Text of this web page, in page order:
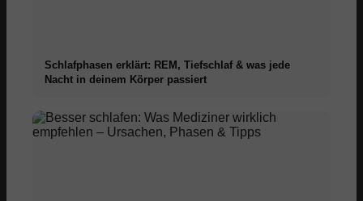
Schlafphasen erklärt: REM, Tiefschlaf & was jede
Nacht in deinem Körper passiert